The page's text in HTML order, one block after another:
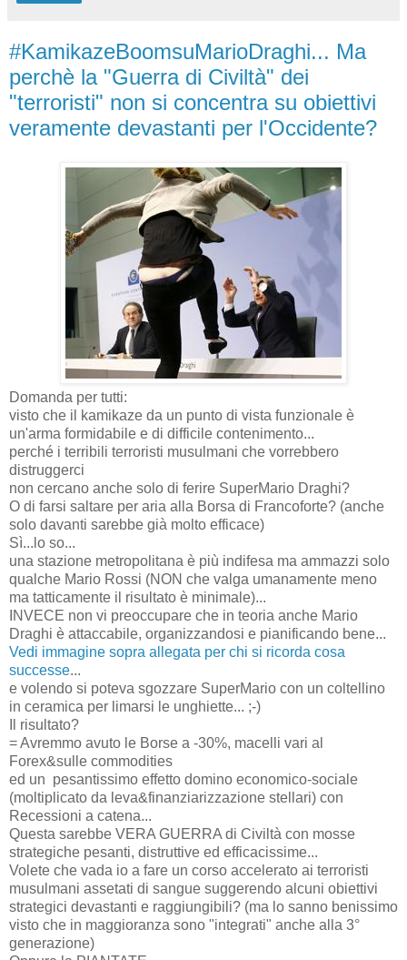
#KamikazeBoomsuMarioDraghi... Ma
perchè la "Guerra di Civiltà" dei
"terroristi" non si concentra su obiettivi
veramente devastanti per l'Occidente?
Domanda per tutti:
visto che il kamikaze da un punto di vista funzionale è
un'arma formidabile e di difficile contenimento...
perché i terribili terroristi musulmani che vorrebbero
distruggerci
non cercano anche solo di ferire SuperMario Draghi?
O di farsi saltare per aria alla Borsa di Francoforte? (anche
solo davanti sarebbe già molto efficace)
Sì...lo so...
una stazione metropolitana è più indifesa ma ammazzi solo
qualche Mario Rossi (NON che valga umanamente meno
ma tatticamente il risultato è minimale)...
INVECE non vi preoccupare che in teoria anche Mario
Draghi è attaccabile, organizzandosi e pianificando bene...
Vedi immagine sopra allegata per chi si ricorda cosa
successe...
e volendo si poteva sgozzare SuperMario con un coltellino
in ceramica per limarsi le unghiette... ;-)
Il risultato?
= Avremmo avuto le Borse a -30%, macelli vari al
Forex&sulle commodities
ed un pesantissimo effetto domino economico-sociale
(moltiplicato da leva&finanziarizzazione stellari) con
Recessioni a catena...
Questa sarebbe VERA GUERRA di Civiltà con mosse
strategiche pesanti, distruttive ed efficacissime...
Volete che vada io a fare un corso accelerato ai terroristi
musulmani assetati di sangue suggerendo alcuni obiettivi
strategici devastanti e raggiungibili? (ma lo sanno benissimo
visto che in maggioranza sono "integrati" anche alla 3°
generazione)